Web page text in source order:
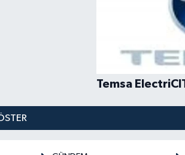
Temsa